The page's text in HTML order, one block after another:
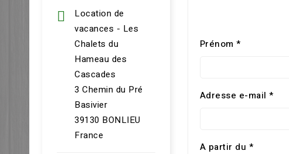
Location de
vacances - Les
Chalets du
Hameau des
Cascades
3 Chemin du Pré
Basivier
39130 BONLIEU
France
Prénom *
Adresse e-mail *
A partir du *